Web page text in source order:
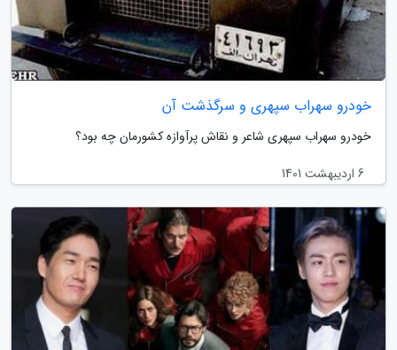
خودرو سهراب سپهری و سرگذشت آن
خودرو سهراب سپهری شاعر و نقاش پرآوازه کشورمان چه بود؟
6 اردیبهشت 1401